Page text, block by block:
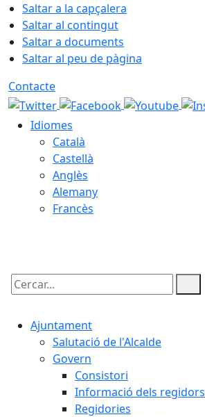
Saltar a la capçalera
Saltar al contingut
Saltar a documents
Saltar al peu de pàgina
Contacte
Idiomes
Català
Castellà
Anglès
Alemany
Francès
Cercar:
Ajuntament
Salutació de l'Alcalde
Govern
Consistori
Informació dels regidors
Regidories